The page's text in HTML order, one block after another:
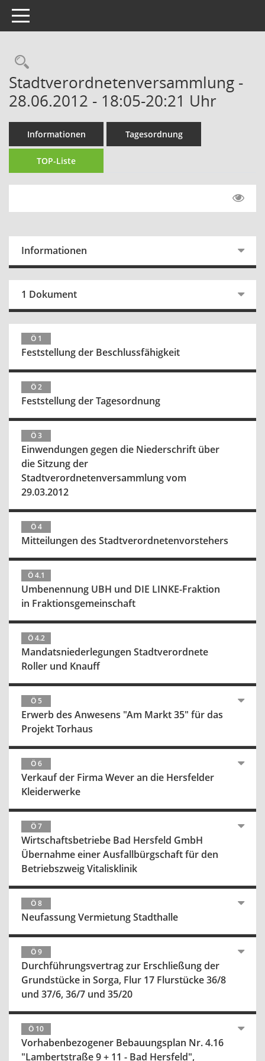
Toggle navigation
Rechercheauswahl
Stadtverordnetenversammlung -
28.06.2012 - 18:05-20:21 Uhr
Informationen Tagesordnung
TOP-Liste
Informationen
1 Dokument
Ö 1
Feststellung der Beschlussfähigkeit
Ö 2
Feststellung der Tagesordnung
Ö 3
Einwendungen gegen die Niederschrift über
die Sitzung der
Stadtverordnetenversammlung vom
29.03.2012
Ö 4
Mitteilungen des Stadtverordnetenvorstehers
Ö 4.1
Umbenennung UBH und DIE LINKE-Fraktion
in Fraktionsgemeinschaft
Ö 4.2
Mandatsniederlegungen Stadtverordnete
Roller und Knauff
Ö 5
Erwerb des Anwesens "Am Markt 35" für das
Projekt Torhaus
Ö 6
Verkauf der Firma Wever an die Hersfelder
Kleiderwerke
Ö 7
Wirtschaftsbetriebe Bad Hersfeld GmbH
Übernahme einer Ausfallbürgschaft für den
Betriebszweig Vitalisklinik
Ö 8
Neufassung Vermietung Stadthalle
Ö 9
Durchführungsvertrag zur Erschließung der
Grundstücke in Sorga, Flur 17 Flurstücke 36/8
und 37/6, 36/7 und 35/20
Ö 10
Vorhabenbezogener Bebauungsplan Nr. 4.16
"Lambertstraße 9 + 11 - Bad Hersfeld",